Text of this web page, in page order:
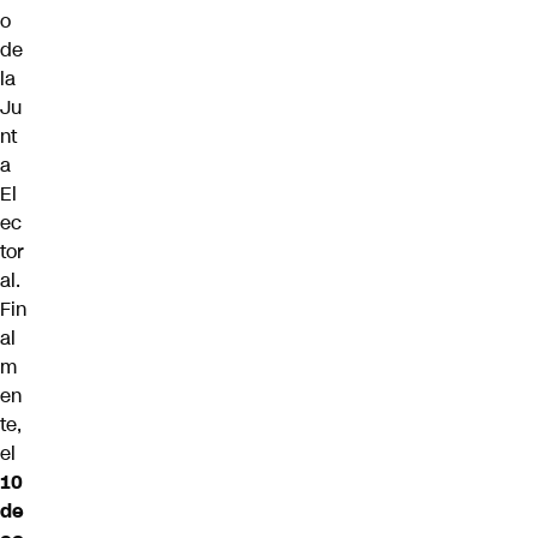
o
de
la
Ju
nt
a
El
ec
tor
al.
Fin
al
m
en
te,
el
10
de